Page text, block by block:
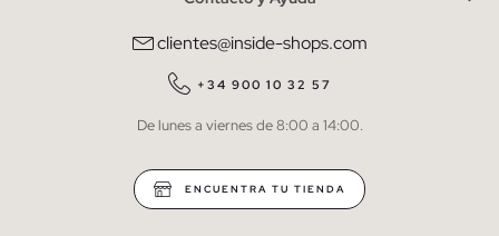
QUIERO SUSCRIBIRME
* Puedes cancelar la suscripción en cualquier momento.
clientes@inside-shops.com
+34 900 10 32 57
De lunes a viernes de 8:00 a 14:00.
ENCUENTRA TU TIENDA